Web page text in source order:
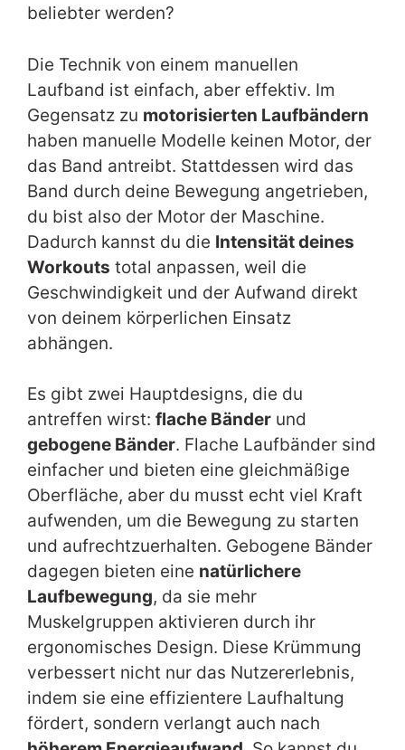
beliebter werden?
Die Technik von einem manuellen
Laufband ist einfach, aber effektiv. Im
Gegensatz zu motorisierten Laufbändern
haben manuelle Modelle keinen Motor, der
das Band antreibt. Stattdessen wird das
Band durch deine Bewegung angetrieben,
du bist also der Motor der Maschine.
Dadurch kannst du die Intensität deines
Workouts total anpassen, weil die
Geschwindigkeit und der Aufwand direkt
von deinem körperlichen Einsatz
abhängen.
Es gibt zwei Hauptdesigns, die du
antreffen wirst: flache Bänder und
gebogene Bänder. Flache Laufbänder sind
einfacher und bieten eine gleichmäßige
Oberfläche, aber du musst echt viel Kraft
aufwenden, um die Bewegung zu starten
und aufrechtzuerhalten. Gebogene Bänder
dagegen bieten eine natürlichere
Laufbewegung, da sie mehr
Muskelgruppen aktivieren durch ihr
ergonomisches Design. Diese Krümmung
verbessert nicht nur das Nutzererlebnis,
indem sie eine effizientere Laufhaltung
fördert, sondern verlangt auch nach